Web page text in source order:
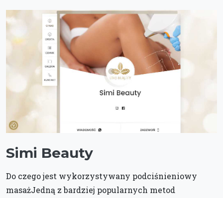
Simi Beauty
Do czego jest wykorzystywany podciśnieniowy
masażJedną z bardziej popularnych metod